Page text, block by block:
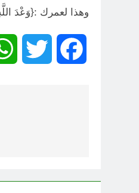
وهذا لعمرك :{وَعْدَ
Facebook